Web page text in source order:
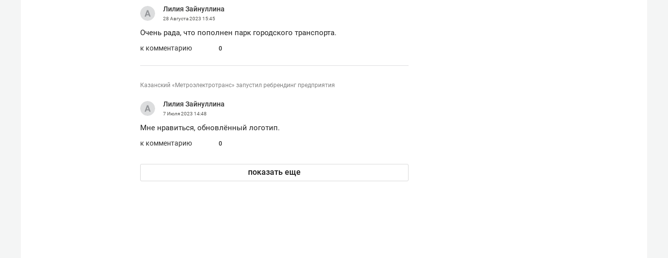
Лилия Зайнуллина
28 Августа 2023 15:45
Очень рада, что пополнен парк городского транспорта.
к комментарию 0
Казанский «Метроэлектротранс» запустил ребрендинг предприятия
Лилия Зайнуллина
7 Июля 2023 14:48
Мне нравиться, обновлённый логотип.
к комментарию 0
показать еще